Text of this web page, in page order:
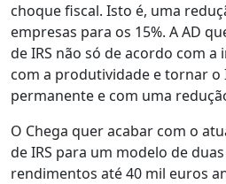
choque fiscal. Isto é, uma
empresas para os 15%. A AD
de IRS não só de acordo com
com a produtividade e tornar o
permanente e com uma
O Chega quer acabar com o
de IRS para um modelo de
rendimentos até 40 mil euros